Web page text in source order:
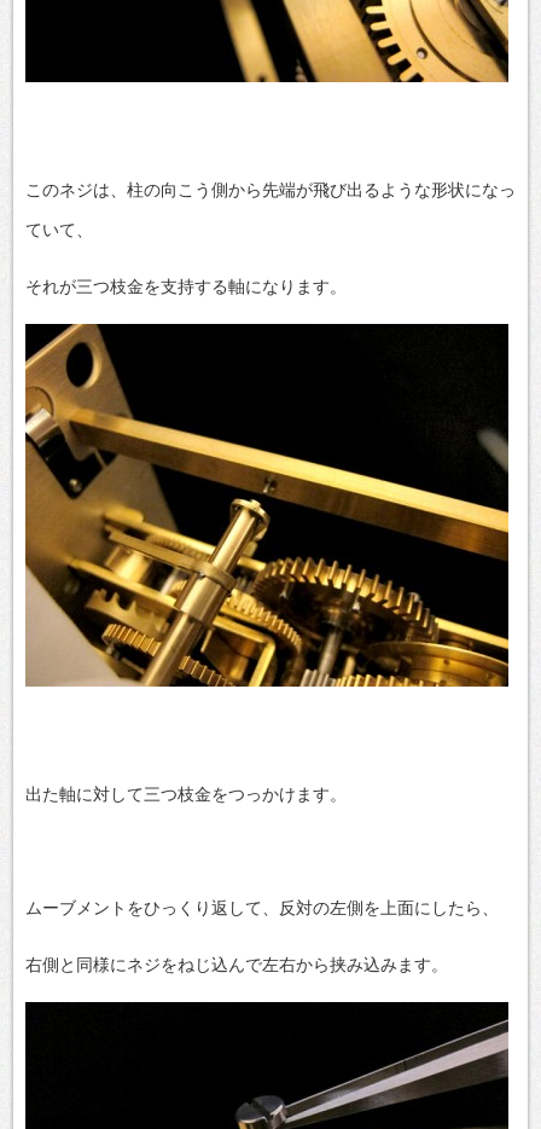
このネジは、柱の向こう側から先端が飛び出るような形状になっ
ていて、
それが三つ枝金を支持する軸になります。
出た軸に対して三つ枝金をつっかけます。
ムーブメントをひっくり返して、反対の左側を上面にしたら、
右側と同様にネジをねじ込んで左右から挟み込みます。